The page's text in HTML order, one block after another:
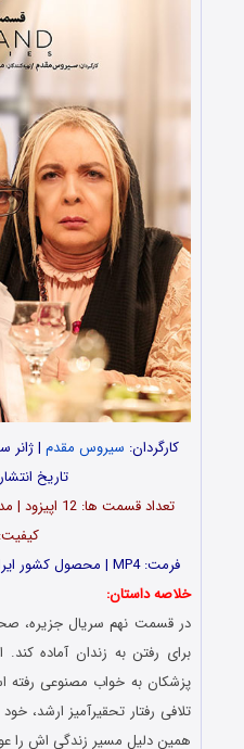
کارگردان: سیروس مقدم | ژانر
تاریخ انتشار:
فرمت: MP4 | محصول کشور ایران | تهیه کننده: منوچهر محمدی
خلاصه داستان:
در قسمت نهم سریال جزیره،
برای رفتن به زندان آماده
پزشکان به خواب مصنوعی
تلافی رفتار تحقیر‌آمیز ارشد،
همین دلیل مسیر زندگی اش را